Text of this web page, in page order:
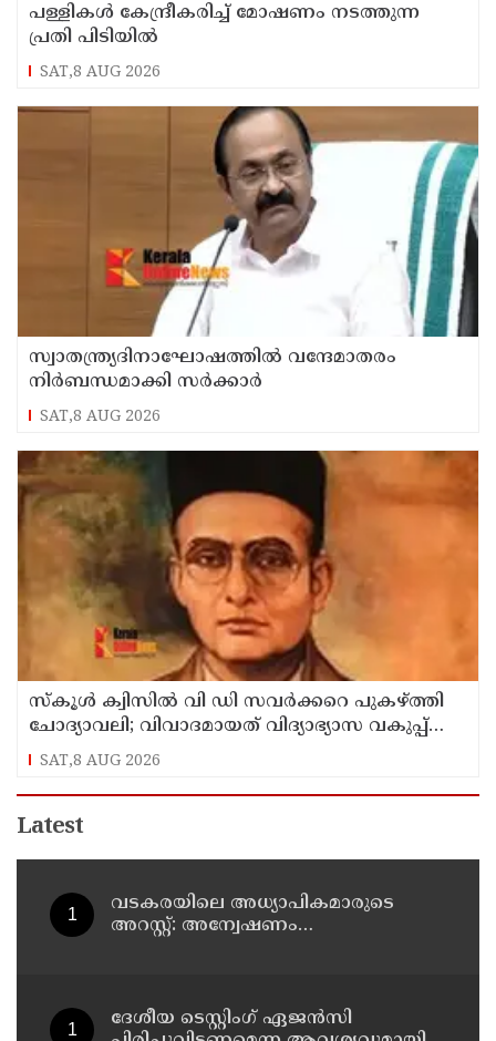
പള്ളികള്‍ കേന്ദ്രീകരിച്ച് മോഷണം നടത്തുന്ന
പ്രതി പിടിയില്‍
SAT,8 AUG 2026
സ്വാതന്ത്ര്യദിനാഘോഷത്തില്‍ വന്ദേമാതരം
നിര്‍ബന്ധമാക്കി സര്‍ക്കാര്‍
SAT,8 AUG 2026
സ്‌കൂള്‍ ക്വിസില്‍ വി ഡി സവര്‍ക്കറെ പുകഴ്ത്തി
ചോദ്യാവലി; വിവാദമായത് വിദ്യാഭ്യാസ വകുപ്പ്
നല്‍കിയ ചോദ്യം
SAT,8 AUG 2026
Latest
വടകരയിലെ അധ്യാപികമാരുടെ
അറസ്റ്റ്: അന്വേഷണം
ദേശീയ ടെസ്റ്റിംഗ് ഏജന്‍സി